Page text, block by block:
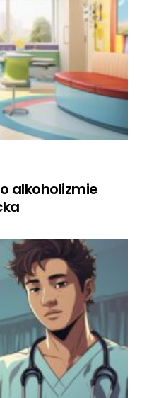
alkoholizmie